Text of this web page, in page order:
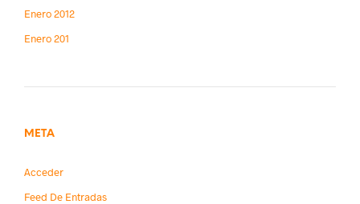
Enero 2012
Enero 201
META
Acceder
Feed De Entradas